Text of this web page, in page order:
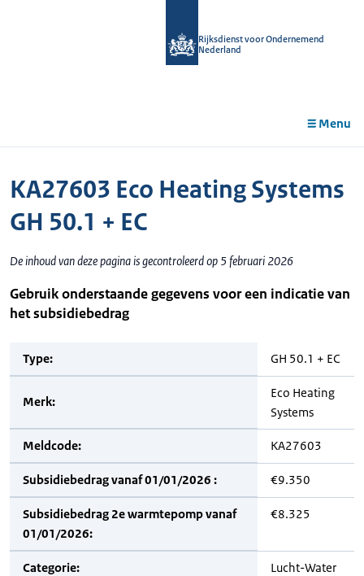
Rijksdienst voor Ondernemend
Nederland
Menu
KA27603 Eco Heating Systems
GH 50.1 + EC
De inhoud van deze pagina is gecontroleerd op 5 februari 2026
Gebruik onderstaande gegevens voor een indicatie van
het subsidiebedrag
Type: GH 50.1 + EC
Merk:
Eco Heating
Systems
Meldcode: KA27603
Subsidiebedrag vanaf 01/01/2026 : €9.350
Subsidiebedrag 2e warmtepomp vanaf
01/01/2026:
€8.325
Categorie: Lucht-Water